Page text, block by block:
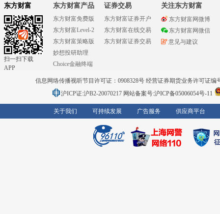
东方财富
扫一扫下载
APP
东方财富产品
东方财富免费版
东方财富Level-2
东方财富策略版
妙想投研助理
Choice金融终端
证券交易
东方财富证券开户
东方财富在线交易
东方财富证券交易
关注东方财富
东方财富网微博
东方财富网微信
意见与建议
信息网络传播视听节目许可证：0908328号 经营证券期货业务许可证编
沪ICP证:沪B2-20070217 网站备案号:沪ICP备05006054号-11
关于我们 可持续发展 广告服务 供应商平台